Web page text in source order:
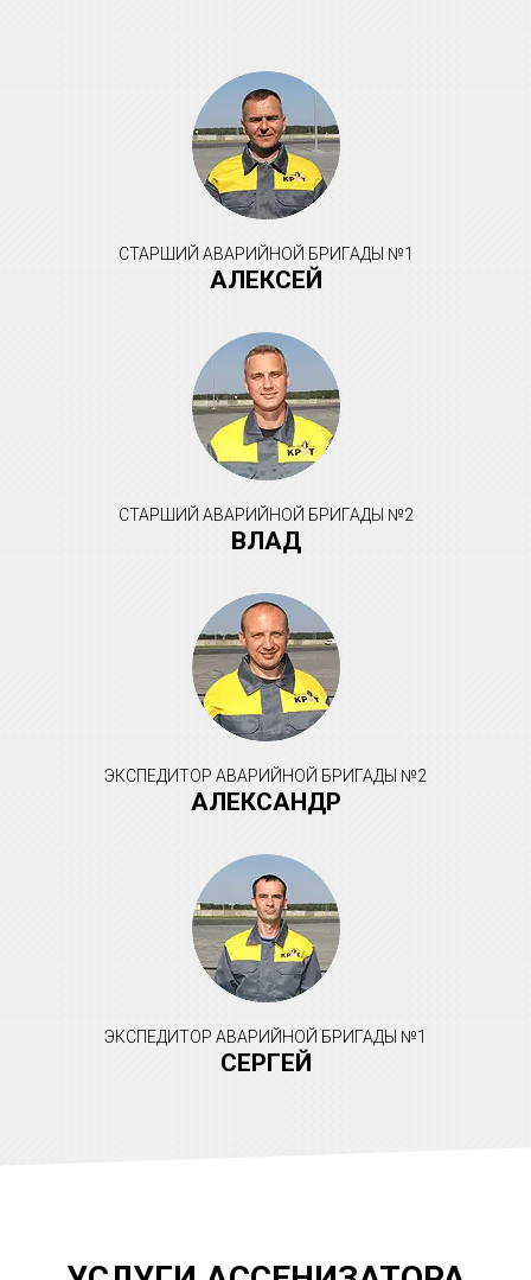
СТАРШИЙ АВАРИЙНОЙ БРИГАДЫ №1
АЛЕКСЕЙ
СТАРШИЙ АВАРИЙНОЙ БРИГАДЫ №2
ВЛАД
ЭКСПЕДИТОР АВАРИЙНОЙ БРИГАДЫ №2
АЛЕКСАНДР
ЭКСПЕДИТОР АВАРИЙНОЙ БРИГАДЫ №1
СЕРГЕЙ